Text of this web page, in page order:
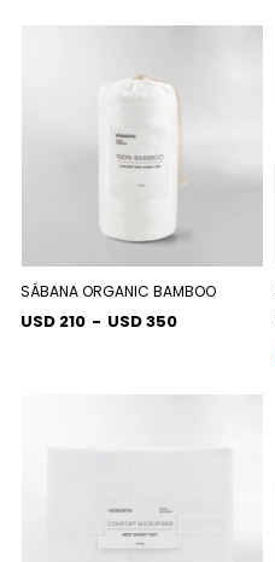
SÁBANA ORGANIC BAMBOO
USD 210 - USD 350